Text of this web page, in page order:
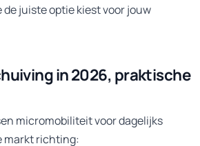
de juiste optie kiest voor jouw
in 2026, praktische
micromobiliteit voor dagelijks
markt richting: